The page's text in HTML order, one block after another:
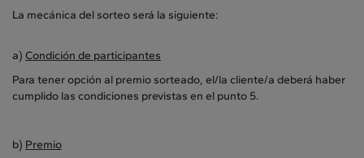
La mecánica del sorteo será la siguiente:
a) Condición de participantes
Para tener opción al premio sorteado, el/la cliente/a deberá haber
cumplido las condiciones previstas en el punto 5.
b) Premio